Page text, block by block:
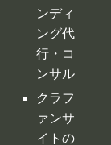
クラフ
ァンサ
イトの
クラウ